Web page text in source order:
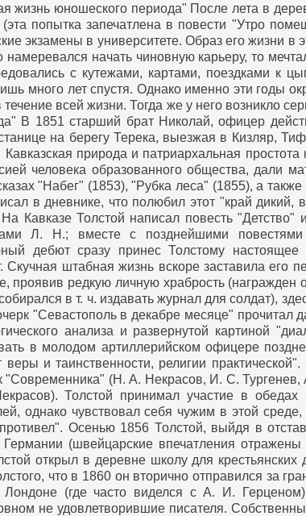
жизнь юношеского периода" После лета в
попытка запечатлена в повести "Утро
экзамены в университете. Образ его жизни в
начать чиновную карьеру, то
с кутежами, картами, поездками
много лет спустя. Однако именно эти
всей жизни. Тогда же у него возникло
В 1851 старший брат Николай, офицер
на берегу Терека, выезжая в Кизляр,
природа и патриархальная
человека образованного общества, дали
"Набег" (1853), "Рубка леса" (1855), а
в дневнике, что полюбил этот "край дикий,
Кавказе Толстой написал повесть
Л. Н.; вместе с позднейшими повестями
дебют сразу принес Толстому настоящее
штабная жизнь вскоре заставила
проявив редкую личную храбрость
в т. ч. издавать журнал для солдат),
"Севастополь в декабре месяце" прочитал
анализа и развернутой картиной
в молодом артиллерийском офицере
и таинственности, религии практической".
"Современника" (Н. А. Некрасов, И. С. Тургенев,
Толстой принимал участие в
однако чувствовал себя чужим в этой
Осенью 1856 Толстой, выйдя в
(швейцарские впечатления
открыл в деревне школу для
что в 1860 он вторично отправился за
Лондоне (где часто виделся с А. И.
не удовлетворившие писателя.